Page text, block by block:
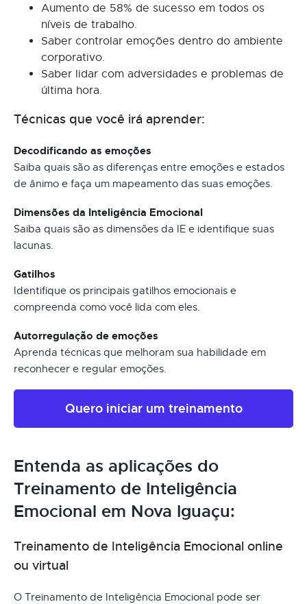
Aumento de 58% de sucesso em todos os
níveis de trabalho.
Saber controlar emoções dentro do ambiente
corporativo.
Saber lidar com adversidades e problemas de
última hora.
Técnicas que você irá aprender:
Decodificando as emoções
Saiba quais são as diferenças entre emoções e estados
de ânimo e faça um mapeamento das suas emoções.
Dimensões da Inteligência Emocional
Saiba quais são as dimensões da IE e identifique suas
lacunas.
Gatilhos
Identifique os principais gatilhos emocionais e
compreenda como você lida com eles.
Autorregulação de emoções
Aprenda técnicas que melhoram sua habilidade em
reconhecer e regular emoções.
Quero iniciar um treinamento
Entenda as aplicações do
Treinamento de Inteligência
Emocional em Nova Iguaçu:
Treinamento de Inteligência Emocional online
ou virtual
O Treinamento de Inteligência Emocional pode ser